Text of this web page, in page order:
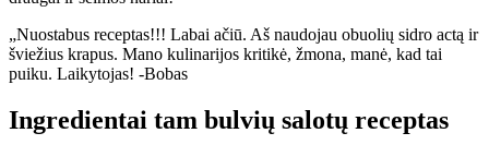
„Nuostabus receptas!!! Labai ačiū. Aš naudojau obuolių sidro actą ir
šviežius krapus. Mano kulinarijos kritikė, žmona, manė, kad tai
puiku. Laikytojas! -Bobas
Ingredientai tam bulvių salotų receptas